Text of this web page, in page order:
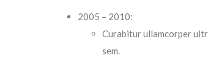
2005 – 2010:
Curabitur ullamcorper
sem.